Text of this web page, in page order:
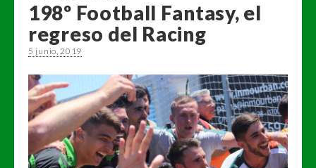
198º Football Fantasy, el
regreso del Racing
5 junio, 2019